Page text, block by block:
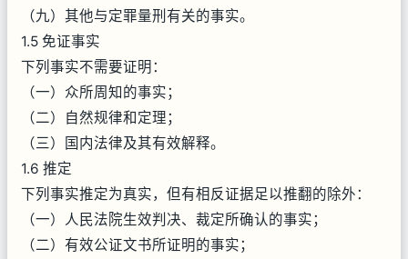
（九）其他与定罪量刑有关的事实。
1.5 免证事实
下列事实不需要证明：
（一）众所周知的事实；
（二）自然规律和定理；
（三）国内法律及其有效解释。
1.6 推定
下列事实推定为真实，但有相反证据足以推翻的除外：
（一）人民法院生效判决、裁定所确认的事实；
（二）有效公证文书所证明的事实；